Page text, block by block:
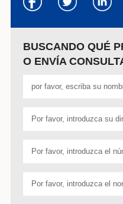
BUSCANDO QUÉ
O ENVÍA